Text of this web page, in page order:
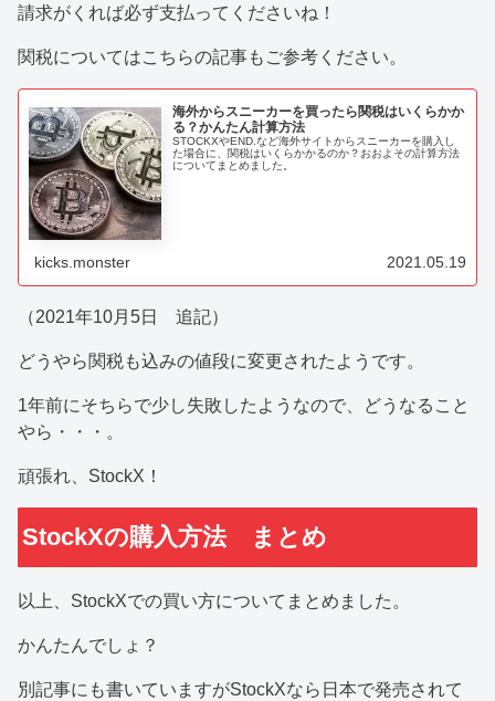
請求がくれば必ず支払ってくださいね！
関税についてはこちらの記事もご参考ください。
海外からスニーカーを買ったら関税はいくらかか
る？かんたん計算方法
STOCKXやEND.など海外サイトからスニーカーを購入し
た場合に、関税はいくらかかるのか？おおよその計算方法
についてまとめました。
kicks.monster 2021.05.19
（2021年10月5日 追記）
どうやら関税も込みの値段に変更されたようです。
1年前にそちらで少し失敗したようなので、どうなること
やら・・・。
頑張れ、StockX！
StockXの購入方法 まとめ
以上、StockXでの買い方についてまとめました。
かんたんでしょ？
別記事にも書いていますがStockXなら日本で発売されて